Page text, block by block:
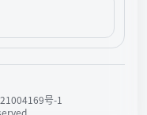
号-1